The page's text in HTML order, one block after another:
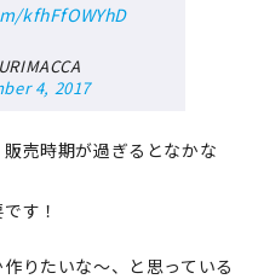
kfhFfOWYhD
4, 2017
売時期が過ぎるとなかな
す！
りたいな～、と思っている